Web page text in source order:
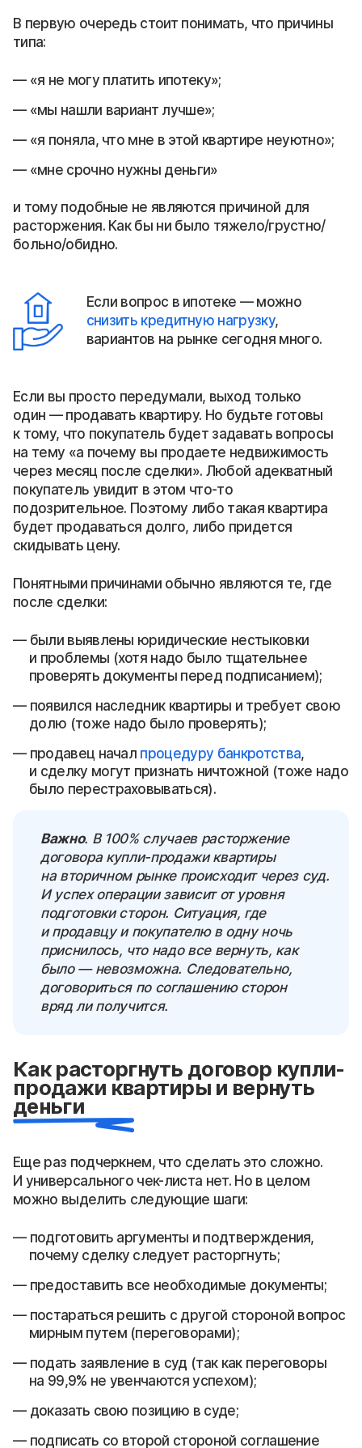
В первую очередь стоит понимать, что причины
типа:
«я не могу платить ипотеку»;
«мы нашли вариант лучше»;
«я поняла, что мне в этой квартире неуютно»;
«мне срочно нужны деньги»
и тому подобные не являются причиной для
расторжения. Как бы ни было тяжело/грустно/
больно/обидно.
Если вопрос в ипотеке — можно
снизить кредитную нагрузку,
вариантов на рынке сегодня много.
Если вы просто передумали, выход только
один — продавать квартиру. Но будьте готовы
к тому, что покупатель будет задавать вопросы
на тему «а почему вы продаете недвижимость
через месяц после сделки». Любой адекватный
покупатель увидит в этом что-то
подозрительное. Поэтому либо такая квартира
будет продаваться долго, либо придется
скидывать цену.
Понятными причинами обычно являются те, где
после сделки:
были выявлены юридические нестыковки
и проблемы (хотя надо было тщательнее
проверять документы перед подписанием);
появился наследник квартиры и требует свою
долю (тоже надо было проверять);
продавец начал процедуру банкротства,
и сделку могут признать ничтожной (тоже надо
было перестраховываться).
Важно. В 100% случаев расторжение
договора купли-продажи квартиры
на вторичном рынке происходит через суд.
И успех операции зависит от уровня
подготовки сторон. Ситуация, где
и продавцу и покупателю в одну ночь
приснилось, что надо все вернуть, как
было — невозможна. Следовательно,
договориться по соглашению сторон
вряд ли получится.
Как расторгнуть договор купли-
продажи квартиры и вернуть
деньги
Еще раз подчеркнем, что сделать это сложно.
И универсального чек-листа нет. Но в целом
можно выделить следующие шаги:
подготовить аргументы и подтверждения,
почему сделку следует расторгнуть;
предоставить все необходимые документы;
постараться решить с другой стороной вопрос
мирным путем (переговорами);
подать заявление в суд (так как переговоры
на 99,9% не увенчаются успехом);
доказать свою позицию в суде;
подписать со второй стороной соглашение